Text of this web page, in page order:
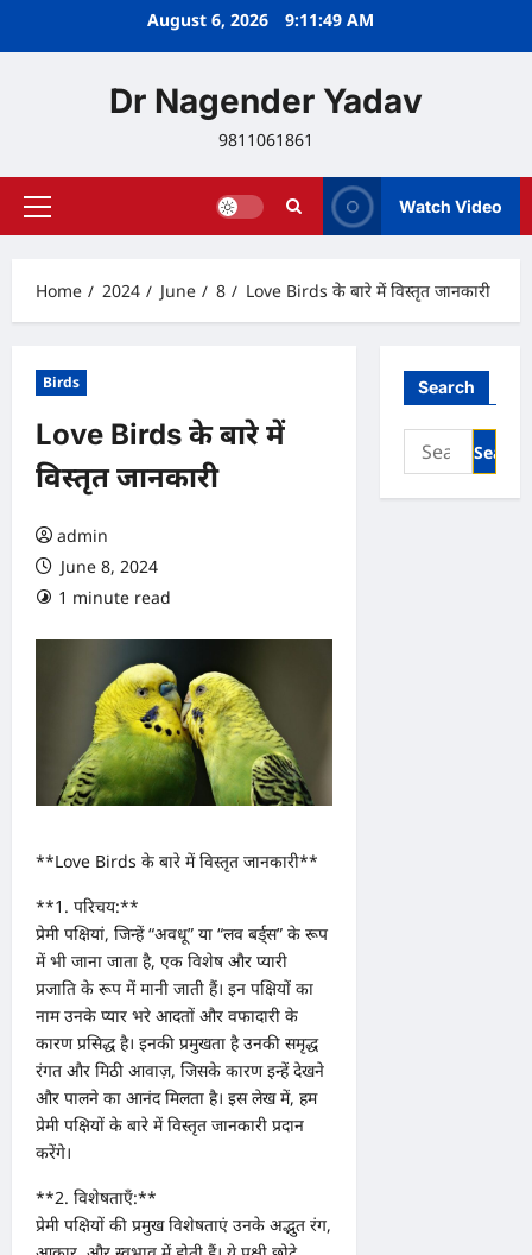
August 6, 2026 9:11:50 AM
Dr Nagender Yadav
9811061861
Primary
Watch Video
Home 2024 June 8 Love Birds के बारे में विस्तृत जानकारी
Birds
Love Birds के बारे में
विस्तृत जानकारी
admin
June 8, 2024
1 minute read
**Love Birds के बारे में विस्तृत जानकारी**
**1. परिचय:**
प्रेमी पक्षियां, जिन्हें “अवधू” या “लव बर्ड्स” के रूप
में भी जाना जाता है, एक विशेष और प्यारी
प्रजाति के रूप में मानी जाती हैं। इन पक्षियों का
नाम उनके प्यार भरे आदतों और वफादारी के
कारण प्रसिद्ध है। इनकी प्रमुखता है उनकी समृद्ध
रंगत और मिठी आवाज़, जिसके कारण इन्हें देखने
और पालने का आनंद मिलता है। इस लेख में, हम
प्रेमी पक्षियों के बारे में विस्तृत जानकारी प्रदान
करेंगे।
**2. विशेषताएँ:**
प्रेमी पक्षियों की प्रमुख विशेषताएं उनके अद्भुत रंग,
Search
Search
for: